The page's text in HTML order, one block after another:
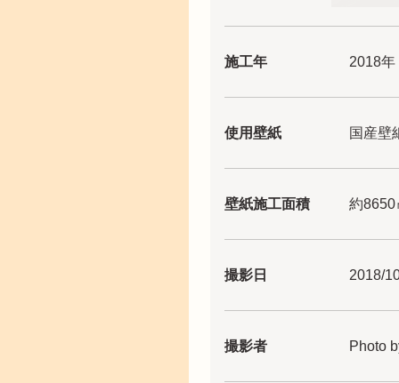
施工年 2018年
使用壁紙 国産壁
壁紙施工面積 約8650
撮影日 2018/
撮影者 Photo